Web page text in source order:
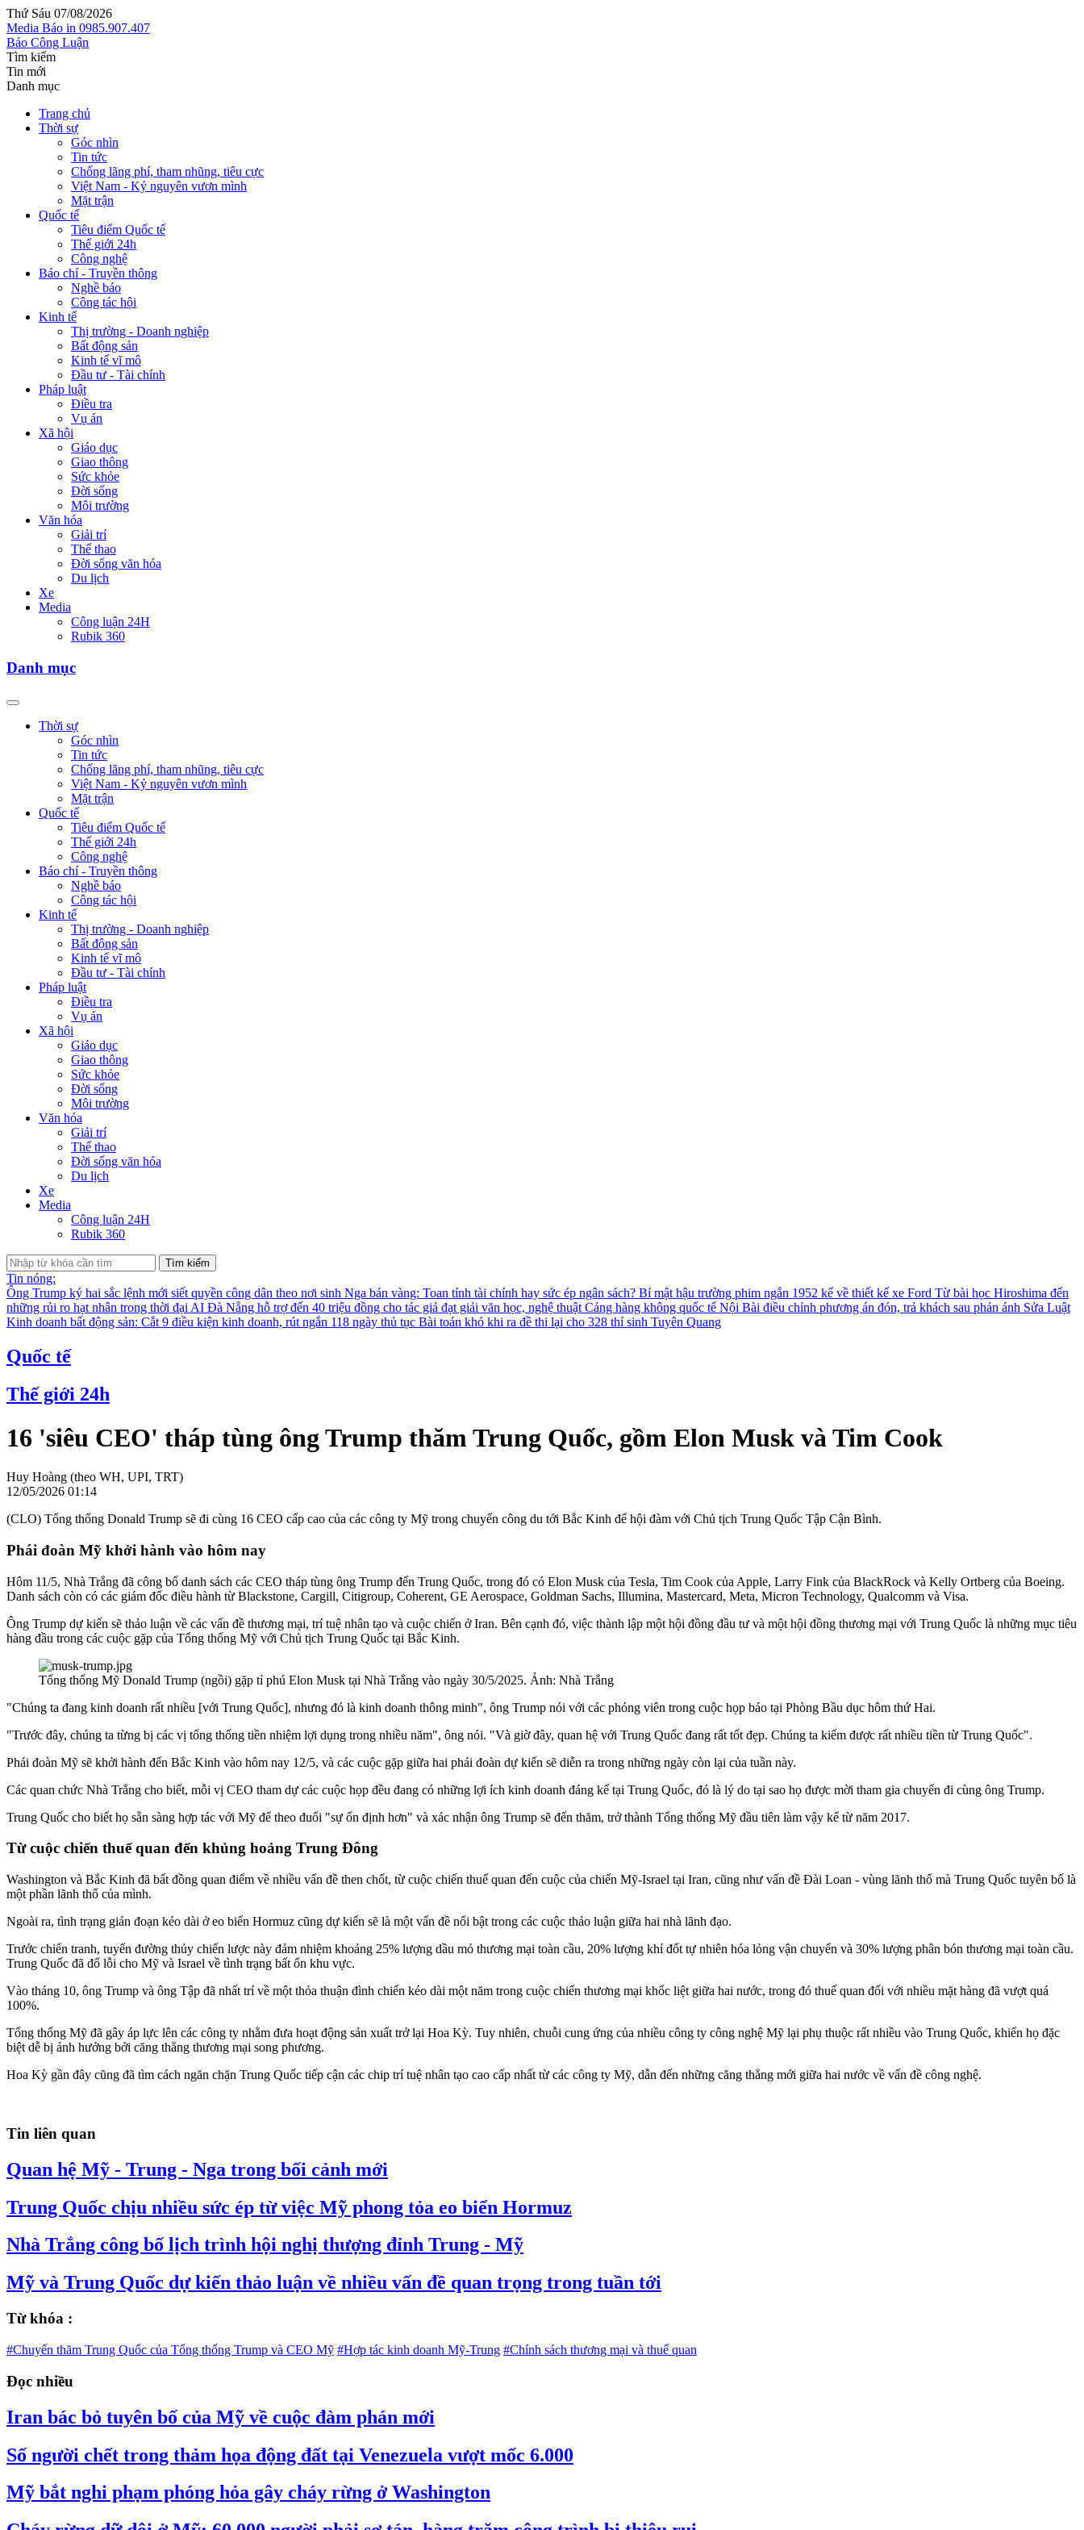
Thứ Sáu 07/08/2026
Media Báo in 0985.907.407
Báo Công Luận
Tìm kiếm
Tin mới
Danh mục
Trang chủ
Thời sự
Góc nhìn
Tin tức
Chống lãng phí, tham nhũng, tiêu cực
Việt Nam - Kỷ nguyên vươn mình
Mặt trận
Quốc tế
Tiêu điểm Quốc tế
Thế giới 24h
Công nghệ
Báo chí - Truyền thông
Nghề báo
Công tác hội
Kinh tế
Thị trường - Doanh nghiệp
Bất động sản
Kinh tế vĩ mô
Đầu tư - Tài chính
Pháp luật
Điều tra
Vụ án
Xã hội
Giáo dục
Giao thông
Sức khỏe
Đời sống
Môi trường
Văn hóa
Giải trí
Thể thao
Đời sống văn hóa
Du lịch
Xe
Media
Công luận 24H
Rubik 360
Danh mục
Thời sự
Góc nhìn
Tin tức
Chống lãng phí, tham nhũng, tiêu cực
Việt Nam - Kỷ nguyên vươn mình
Mặt trận
Quốc tế
Tiêu điểm Quốc tế
Thế giới 24h
Công nghệ
Báo chí - Truyền thông
Nghề báo
Công tác hội
Kinh tế
Thị trường - Doanh nghiệp
Bất động sản
Kinh tế vĩ mô
Đầu tư - Tài chính
Pháp luật
Điều tra
Vụ án
Xã hội
Giáo dục
Giao thông
Sức khỏe
Đời sống
Môi trường
Văn hóa
Giải trí
Thể thao
Đời sống văn hóa
Du lịch
Xe
Media
Công luận 24H
Rubik 360
Tìm kiếm
Tin nóng:
Ông Trump ký hai sắc lệnh mới siết quyền công dân theo nơi sinh Nga bán vàng: Toan tính tài chính hay sức ép ngân sách? Bí mật hậu trường phim ngắn 1952 kể về thiết kế xe Ford Từ bài học Hiroshima đến
những rủi ro hạt nhân trong thời đại AI Đà Nẵng hỗ trợ đến 40 triệu đồng cho tác giả đạt giải văn học, nghệ thuậtCảng hàng không quốc tế Nội Bài điều chỉnh phương án đón, trả khách sau phản ánh Sửa Luật
Kinh doanh bất động sản: Cắt 9 điều kiện kinh doanh, rút ngắn 118 ngày thủ tục Bài toán khó khi ra đề thi lại cho 328 thí sinh Tuyên Quang
Quốc tế
Thế giới 24h
16 'siêu CEO' tháp tùng ông Trump thăm Trung Quốc, gồm Elon Musk và Tim Cook
Huy Hoàng (theo WH, UPI, TRT)
12/05/2026 01:14
(CLO) Tổng thống Donald Trump sẽ đi cùng 16 CEO cấp cao của các công ty Mỹ trong chuyến công du tới Bắc Kinh để hội đàm với Chủ tịch Trung Quốc Tập Cận Bình.
Phái đoàn Mỹ khởi hành vào hôm nay
Hôm 11/5, Nhà Trắng đã công bố danh sách các CEO tháp tùng ông Trump đến Trung Quốc, trong đó có Elon Musk của Tesla, Tim Cook của Apple, Larry Fink của BlackRock và Kelly Ortberg của Boeing.
Danh sách còn có các giám đốc điều hành từ Blackstone, Cargill, Citigroup, Coherent, GE Aerospace, Goldman Sachs, Illumina, Mastercard, Meta, Micron Technology, Qualcomm và Visa.
Ông Trump dự kiến ​​sẽ thảo luận về các vấn đề thương mại, trí tuệ nhân tạo và cuộc chiến ở Iran. Bên cạnh đó, việc thành lập một hội đồng đầu tư và một hội đồng thương mại với Trung Quốc là những mục tiêu
hàng đầu trong các cuộc gặp của Tổng thống Mỹ với Chủ tịch Trung Quốc tại Bắc Kinh.
Tổng thống Mỹ Donald Trump (ngồi) gặp tỉ phú Elon Musk tại Nhà Trắng vào ngày 30/5/2025. Ảnh: Nhà Trắng
"Chúng ta đang kinh doanh rất nhiều [với Trung Quốc], nhưng đó là kinh doanh thông minh", ông Trump nói với các phóng viên trong cuộc họp báo tại Phòng Bầu dục hôm thứ Hai.
"Trước đây, chúng ta từng bị các vị tổng thống tiền nhiệm lợi dụng trong nhiều năm", ông nói. "Và giờ đây, quan hệ với Trung Quốc đang rất tốt đẹp. Chúng ta kiếm được rất nhiều tiền từ Trung Quốc".
Phái đoàn Mỹ sẽ khởi hành đến Bắc Kinh vào hôm nay 12/5, và các cuộc gặp giữa hai phái đoàn dự kiến ​​sẽ diễn ra trong những ngày còn lại của tuần này.
Các quan chức Nhà Trắng cho biết, mỗi vị CEO tham dự các cuộc họp đều đang có những lợi ích kinh doanh đáng kể tại Trung Quốc, đó là lý do tại sao họ được mời tham gia chuyến đi cùng ông Trump.
Trung Quốc cho biết họ sẵn sàng hợp tác với Mỹ để theo đuổi "sự ổn định hơn" và xác nhận ông Trump sẽ đến thăm, trở thành Tổng thống Mỹ đầu tiên làm vậy kể từ năm 2017.
Từ cuộc chiến thuế quan đến khủng hoảng Trung Đông
Washington và Bắc Kinh đã bất đồng quan điểm về nhiều vấn đề then chốt, từ cuộc chiến thuế quan đến cuộc của chiến Mỹ-Israel tại Iran, cũng như vấn đề Đài Loan - vùng lãnh thổ mà Trung Quốc tuyên bố là
một phần lãnh thổ của mình.
Ngoài ra, tình trạng gián đoạn kéo dài ở eo biển Hormuz cũng dự kiến ​​sẽ là một vấn đề nổi bật trong các cuộc thảo luận giữa hai nhà lãnh đạo.
Trước chiến tranh, tuyến đường thủy chiến lược này đảm nhiệm khoảng 25% lượng dầu mỏ thương mại toàn cầu, 20% lượng khí đốt tự nhiên hóa lỏng vận chuyển và 30% lượng phân bón thương mại toàn cầu.
Trung Quốc đã đổ lỗi cho Mỹ và Israel về tình trạng bất ổn khu vực.
Vào tháng 10, ông Trump và ông Tập đã nhất trí về một thỏa thuận đình chiến kéo dài một năm trong cuộc chiến thương mại khốc liệt giữa hai nước, trong đó thuế quan đối với nhiều mặt hàng đã vượt quá
100%.
Tổng thống Mỹ đã gây áp lực lên các công ty nhằm đưa hoạt động sản xuất trở lại Hoa Kỳ. Tuy nhiên, chuỗi cung ứng của nhiều công ty công nghệ Mỹ lại phụ thuộc rất nhiều vào Trung Quốc, khiến họ đặc
biệt dễ bị ảnh hưởng bởi căng thẳng thương mại song phương.
Hoa Kỳ gần đây cũng đã tìm cách ngăn chặn Trung Quốc tiếp cận các chip trí tuệ nhân tạo cao cấp nhất từ ​​các công ty Mỹ, dẫn đến những căng thẳng mới giữa hai nước về vấn đề công nghệ.
Tin liên quan
Quan hệ Mỹ - Trung - Nga trong bối cảnh mới
Trung Quốc chịu nhiều sức ép từ việc Mỹ phong tỏa eo biển Hormuz
Nhà Trắng công bố lịch trình hội nghị thượng đỉnh Trung - Mỹ
Mỹ và Trung Quốc dự kiến thảo luận về nhiều vấn đề quan trọng trong tuần tới
Từ khóa :
#Chuyến thăm Trung Quốc của Tổng thống Trump và CEO Mỹ #Hợp tác kinh doanh Mỹ-Trung #Chính sách thương mại và thuế quan
Đọc nhiều
Iran bác bỏ tuyên bố của Mỹ về cuộc đàm phán mới
Số người chết trong thảm họa động đất tại Venezuela vượt mốc 6.000
Mỹ bắt nghi phạm phóng hỏa gây cháy rừng ở Washington